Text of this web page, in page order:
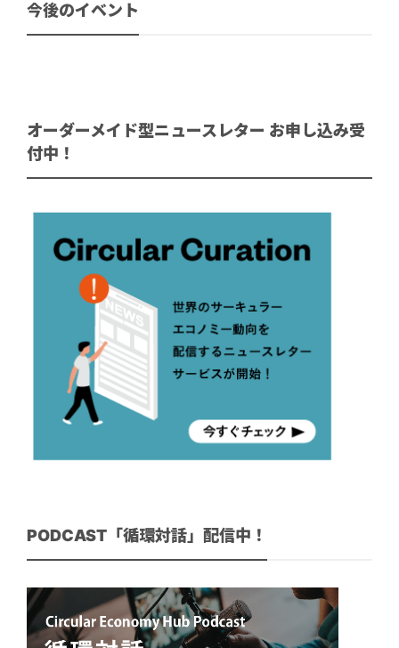
今後のイベント
オーダーメイド型ニュースレター お申し込み受
付中！
PODCAST「循環対話」配信中！